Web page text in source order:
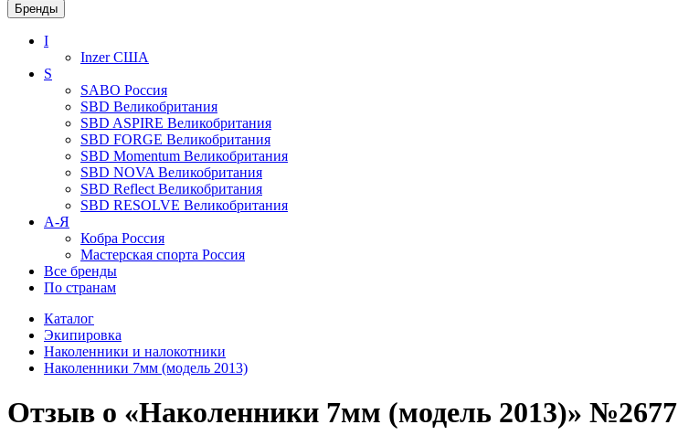
Бренды
I
InzerСША
S
SABO Россия
SBD Великобритания
SBD ASPIRE Великобритания
SBD FORGE Великобритания
SBD Momentum Великобритания
SBD NOVA Великобритания
SBD Reflect Великобритания
SBD RESOLVE Великобритания
А-Я
Кобра Россия
Мастерская спорта Россия
Все бренды
По странам
Каталог
Экипировка
Наколенники и налокотники
Наколенники 7мм (модель 2013)
Отзыв о «Наколенники 7мм (модель 2013)» №2677